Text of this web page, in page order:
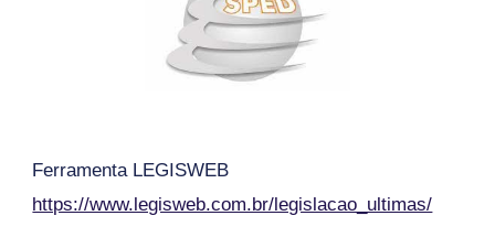
Ferramenta LEGISWEB
https://www.legisweb.com.br/legislacao_ultimas/